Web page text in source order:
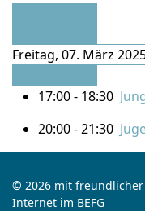
Freitag, 07. März
17:00 - 18:30
20:00 - 21:30
© 2026 mit
Internet im BEFG